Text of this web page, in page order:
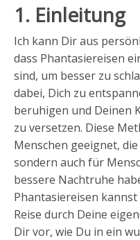
1. Einleitung
Ich kann Dir aus
dass Phantasiereisen
sind, um besser zu
dabei, Dich zu
beruhigen und Deinen
zu versetzen. Diese
Menschen geeignet,
sondern auch für
bessere Nachtruhe
Phantasiereisen
Reise durch Deine
Dir vor, wie Du in ein